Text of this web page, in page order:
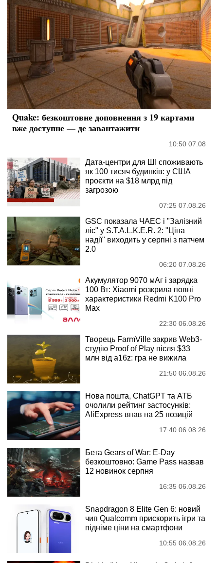
Quake: безкоштовне доповнення з 19 картами
вже доступне — де завантажити
10:50 07.08
Дата-центри для ШІ споживають
як 100 тисяч будинків: у США
проєкти на $18 млрд під
загрозою
07:25 07.08.26
GSC показала ЧАЕС і "Залізний
ліс" у S.T.A.L.K.E.R. 2: "Ціна
надії" виходить у серпні з патчем
2.0
06:20 07.08.26
Акумулятор 9070 мАг і зарядка
100 Вт: Xiaomi розкрила повні
характеристики Redmi K100 Pro
Max
22:30 06.08.26
Творець FarmVille закрив Web3-
студію Proof of Play після $33
млн від a16z: гра не вижила
21:50 06.08.26
Нова пошта, ChatGPT та АТБ
очолили рейтинг застосунків:
AliExpress впав на 25 позицій
17:40 06.08.26
Бета Gears of War: E-Day
безкоштовно: Game Pass назвав
12 новинок серпня
16:35 06.08.26
Snapdragon 8 Elite Gen 6: новий
чип Qualcomm прискорить ігри та
підніме ціни на смартфони
10:55 06.08.26